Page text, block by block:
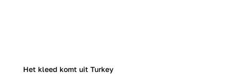
Het kleed komt uit Turkey